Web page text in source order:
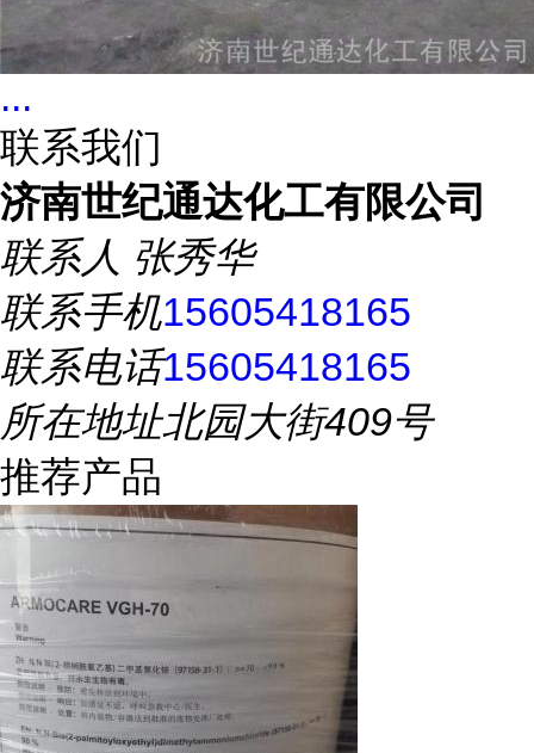
...
联系我们
济南世纪通达化工有限公司
联系人 张秀华
联系手机15605418165
联系电话15605418165
所在地址北园大街409号
推荐产品